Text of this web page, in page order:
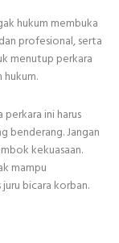
hukum membuka
profesional, serta
menutup perkara
perkara ini harus
benderang. Jangan
kekuasaan.
mampu
bicara korban.